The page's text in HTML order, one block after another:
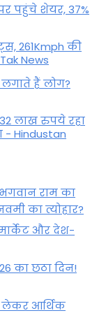
पहुंचे शेयर, 37%
261Kmph की
News
हैं लोग?
लाख रुपये रहा
- Hindustan
राम का
का त्योहार?
और देश-
का छठा दिन!
लेकर आर्थिक